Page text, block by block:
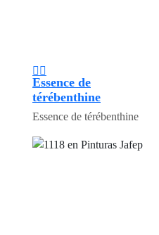
Essence de
térébenthine
Essence de térébenthine